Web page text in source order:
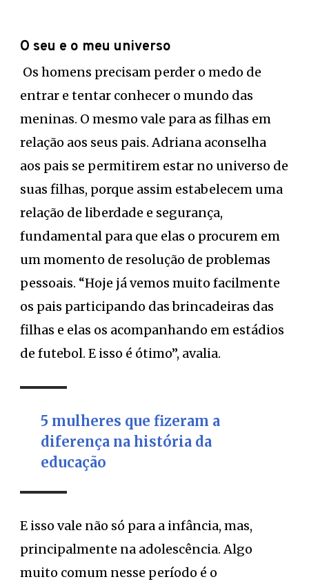
O seu e o meu universo
Os homens precisam perder o medo de
entrar e tentar conhecer o mundo das
meninas. O mesmo vale para as filhas em
relação aos seus pais. Adriana aconselha
aos pais se permitirem estar no universo de
suas filhas, porque assim estabelecem uma
relação de liberdade e segurança,
fundamental para que elas o procurem em
um momento de resolução de problemas
pessoais. “Hoje já vemos muito facilmente
os pais participando das brincadeiras das
filhas e elas os acompanhando em estádios
de futebol. E isso é ótimo”, avalia.
5 mulheres que fizeram a
diferença na história da
educação
E isso vale não só para a infância, mas,
principalmente na adolescência. Algo
muito comum nesse período é o